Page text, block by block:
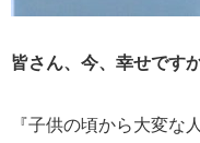
皆さん、今、幸せですか
『子供の頃から大変